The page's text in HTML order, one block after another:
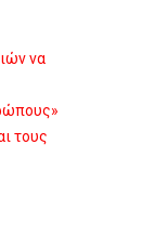
να
τους